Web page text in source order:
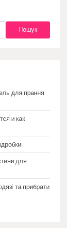
Пошук
для прання
и как
для
та прибрати